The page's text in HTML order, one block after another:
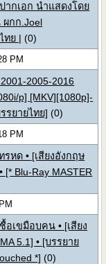
ากเอก นำแสดงโดย
ผกก.Joel
ทย | (0)
PM
2005-2016
p] [MKV][1080p]-
รยายไทย] (0)
PM
หด • [เสียงอังกฤษ
[* Blu-Ray MASTER
อเขมือบคน • [เสียง
5.1] • [บรรยาย
*] (0)